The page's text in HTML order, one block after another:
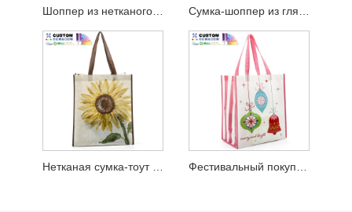
Шоппер из нетканого полипропилена с широкой ластовицей